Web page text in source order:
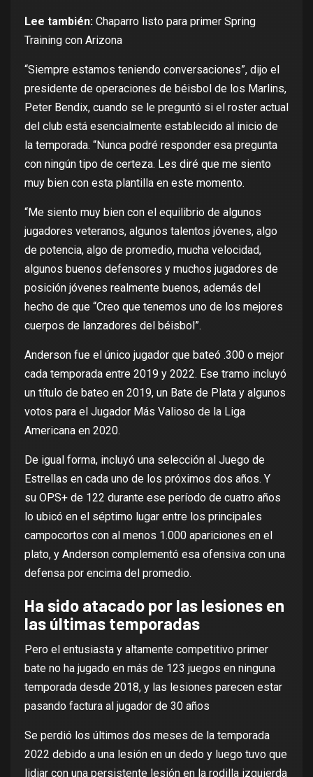
Lee también: Chaparro listo para primer Spring
Training con Arizona
“Siempre estamos teniendo conversaciones”, dijo el
presidente de operaciones de béisbol de los Marlins,
Peter Bendix, cuando se le preguntó si el roster actual
del club está esencialmente establecido al inicio de
la temporada. “Nunca podré responder esa pregunta
con ningún tipo de certeza. Les diré que me siento
muy bien con esta plantilla en este momento.
“Me siento muy bien con el equilibrio de algunos
jugadores veteranos, algunos talentos jóvenes, algo
de potencia, algo de promedio, mucha velocidad,
algunos buenos defensores y muchos jugadores de
posición jóvenes realmente buenos, además del
hecho de que “Creo que tenemos uno de los mejores
cuerpos de lanzadores del béisbol”.
Anderson fue el único jugador que bateó .300 o mejor
cada temporada entre 2019 y 2022. Ese tramo incluyó
un título de bateo en 2019, un Bate de Plata y algunos
votos para el Jugador Más Valioso de la Liga
Americana en 2020.
De igual forma, incluyó una selección al Juego de
Estrellas en cada uno de los próximos dos años. Y
su OPS+ de 122 durante ese período de cuatro años
lo ubicó en el séptimo lugar entre los principales
campocortos con al menos 1.000 apariciones en el
plato, y Anderson complementó esa ofensiva con una
defensa por encima del promedio.
Ha sido atacado por las lesiones en
las últimas temporadas
Pero el entusiasta y altamente competitivo primer
bate no ha jugado en más de 123 juegos en ninguna
temporada desde 2018, y las lesiones parecen estar
pasando factura al jugador de 30 años
Se perdió los últimos dos meses de la temporada
2022 debido a una lesión en un dedo y luego tuvo que
lidiar con una persistente lesión en la rodilla izquierda